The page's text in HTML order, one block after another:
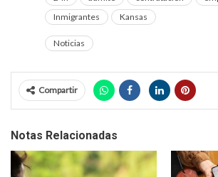
Inmigrantes
Kansas
Noticias
Compartir
Notas Relacionadas